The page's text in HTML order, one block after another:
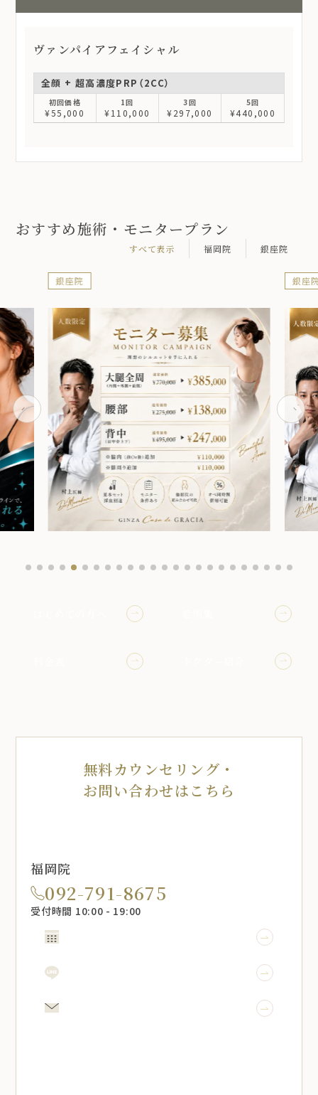
ヴァンパイアフェイシャル
全顔 + 超高濃度PRP（2CC）
¥55,000 ¥110,000 ¥297,000 ¥440,000
おすすめ施術・モニタープラン
すべて表示 福岡院 銀座院
銀座院 銀座
無料カウンセリング・
お問い合わせはこちら
福岡院
092-791-8675
受付時間 10:00 - 19:00